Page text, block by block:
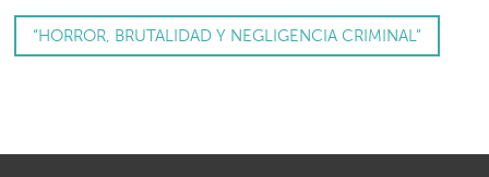
“HORROR, BRUTALIDAD Y NEGLIGENCIA CRIMINAL”